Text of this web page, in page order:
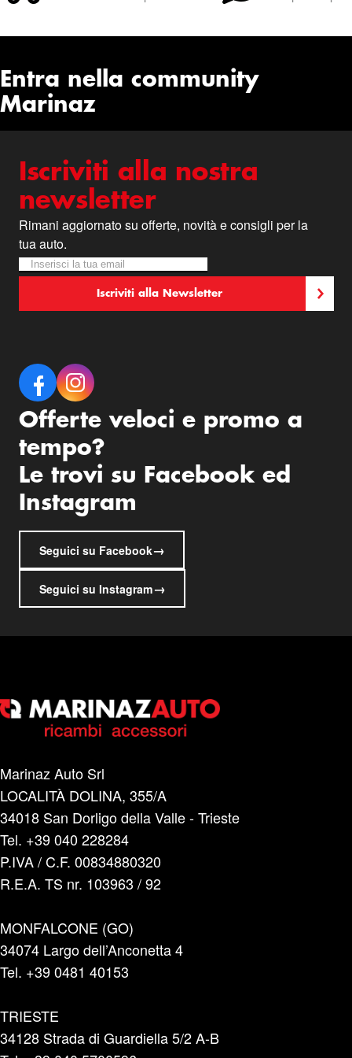
Entra nella community
Marinaz
Iscriviti alla nostra
newsletter
Rimani aggiornato su offerte, novità e consigli per la
tua auto.
Newsletter
Iscriviti alla nostra Newsletter:
Iscriviti alla Newsletter
Offerte veloci e promo a
tempo?
Le trovi su Facebook ed
Instagram
Seguici su Facebook→
Seguici su Instagram→
Marinaz Auto Srl
LOCALITÀ DOLINA, 355/A
34018 San Dorligo della Valle - Trieste
Tel. +39 040 228284
P.IVA / C.F. 00834880320
R.E.A. TS nr. 103963 / 92
MONFALCONE (GO)
34074 Largo dell’Anconetta 4
Tel. +39 0481 40153
TRIESTE
34128 Strada di Guardiella 5/2 A-B